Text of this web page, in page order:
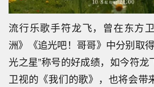
流行乐歌手符龙飞，曾在东方
洲》《追光吧！哥哥》中分别取
光之星”称号的好成绩，如今符龙
卫视的《我们的歌》，也将会带